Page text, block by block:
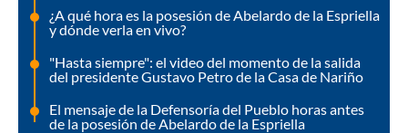
¿A qué hora es la posesión de Abelardo de la Espriella
y dónde verla en vivo?
"Hasta siempre": el video del momento de la salida
del presidente Gustavo Petro de la Casa de Nariño
El mensaje de la Defensoría del Pueblo horas antes
de la posesión de Abelardo de la Espriella